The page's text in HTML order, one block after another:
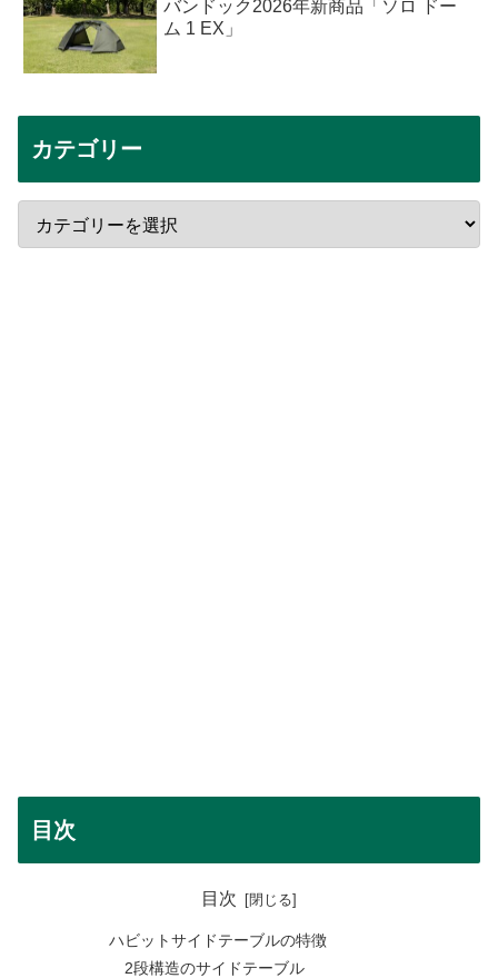
バンドック2026年新商品「ソロ ドー
ム 1 EX」
カテゴリー
目次
目次
ハビットサイドテーブルの特徴
2段構造のサイドテーブル